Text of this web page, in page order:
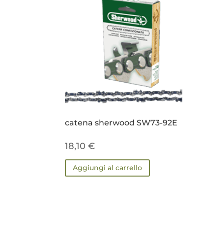
catena sherwood SW73-92E
18,10 €
Aggiungi al carrello